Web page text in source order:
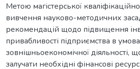
Метою магістерської
вивчення науково-методичних
рекомендацій щодо підвищення
привабливості підприємства в
зовнішньоекономічної діяльності,
залучати необхідні фінансові